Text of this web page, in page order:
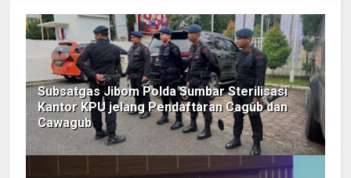
Subsatgas Jibom Polda Sumbar Sterilisasi
Kantor KPU jelang Pendaftaran Cagub dan
Cawagub